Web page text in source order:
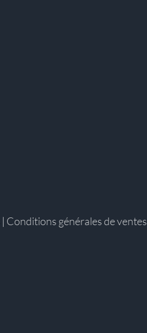
| Conditions générales de ventes